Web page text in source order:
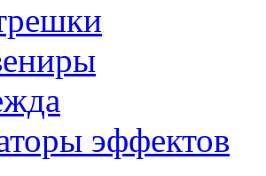
эффектов